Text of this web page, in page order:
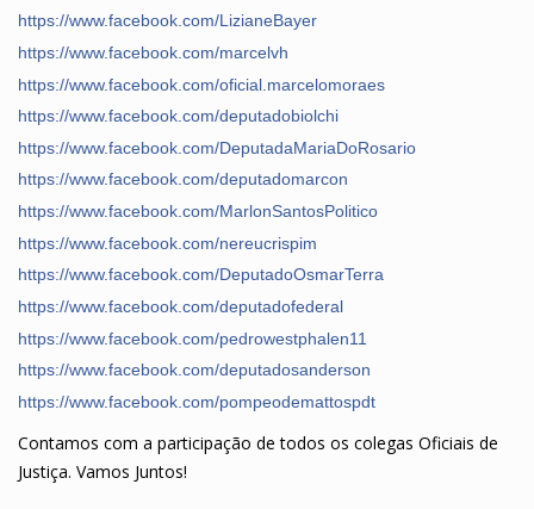
https://www.facebook.com/LizianeBayer
https://www.facebook.com/marcelvh
https://www.facebook.com/oficial.marcelomoraes
https://www.facebook.com/deputadobiolchi
https://www.facebook.com/DeputadaMariaDoRosario
https://www.facebook.com/deputadomarcon
https://www.facebook.com/MarlonSantosPolitico
https://www.facebook.com/nereucrispim
https://www.facebook.com/DeputadoOsmarTerra
https://www.facebook.com/deputadofederal
https://www.facebook.com/pedrowestphalen11
https://www.facebook.com/deputadosanderson
https://www.facebook.com/pompeodemattospdt
Contamos com a participação de todos os colegas Oficiais de
Justiça. Vamos Juntos!